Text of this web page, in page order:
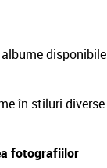
disponibile
în stiluri diverse
fotografiilor